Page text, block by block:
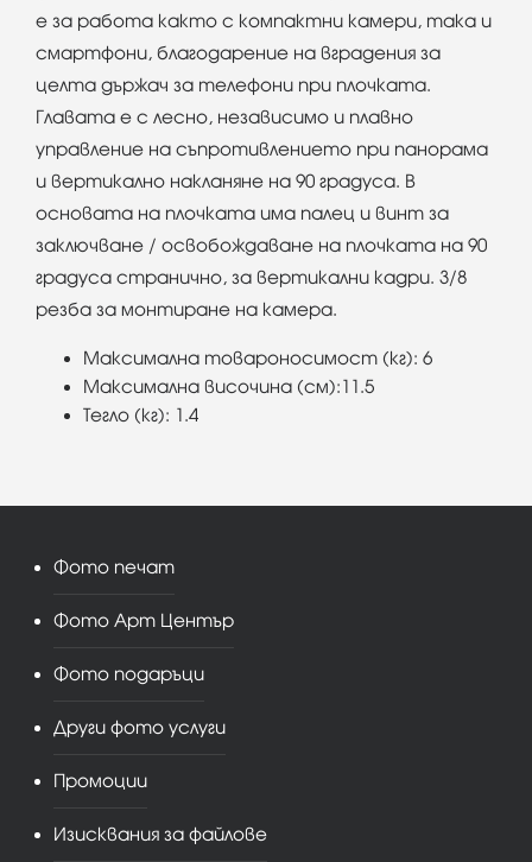
е за работа както с компактни камери, така и
смартфони, благодарение на вградения за
целта държач за телефони при плочката.
Главата е с лесно, независимо и плавно
управление на съпротивлението при панорама
и вертикално накланяне на 90 градуса. В
основата на плочката има палец и винт за
заключване / освобождаване на плочката на 90
градуса странично, за вертикални кадри. 3/8
резба за монтиране на камера.
Максимална товароносимост (кг): 6
Максимална височина (см):11.5
Тегло (кг): 1.4
Фото печат
Фото Арт Център
Фото подаръци
Други фото услуги
Промоции
Изисквания за файлове